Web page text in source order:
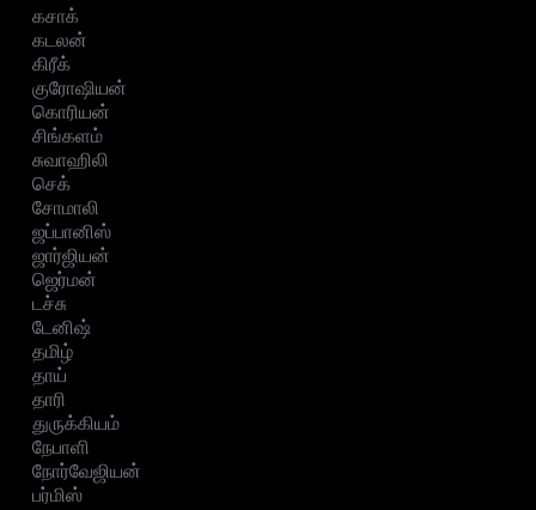
கசாக்
கடலன்
கிரீக்
குரோஷியன்
கொரியன்
சிங்களம்
சுவாஹிலி
செக்
சோமாலி
ஜப்பானிஸ்
ஜார்ஜியன்
ஜெர்மன்
டச்சு
டேனிஷ்
தமிழ்
தாய்
தாரி
துருக்கியம்
நேபாளி
நோர்வேஜியன்
பர்மிஸ்